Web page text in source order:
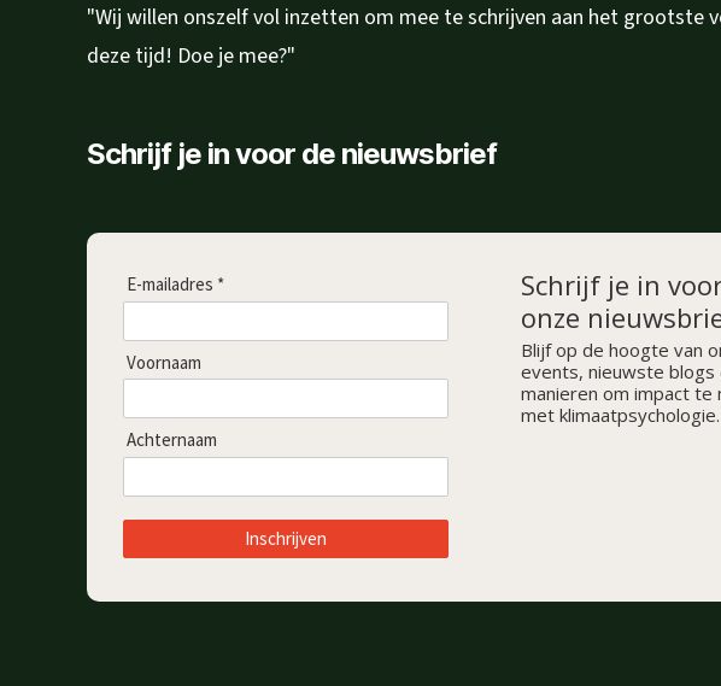
"Wij willen onszelf vol inzetten om mee te schrijven aan het grootste
deze tijd! Doe je mee?"
Schrijf je in voor de nieuwsbrief
E-mailadres *
Voornaam
Achternaam
Inschrijven
Schrijf je in
onze
Blijf op de hoogte van
events, nieuwste blogs
manieren om impact te
met klimaatpsychologie.